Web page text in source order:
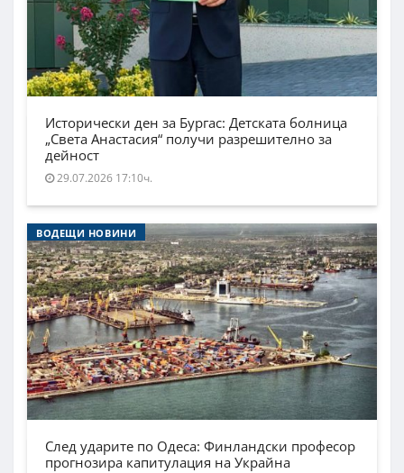
Исторически ден за Бургас: Детската болница
„Света Анастасия“ получи разрешително за
дейност
29.07.2026 17:10ч.
ВОДЕЩИ НОВИНИ
След ударите по Одеса: Финландски професор
прогнозира капитулация на Украйна